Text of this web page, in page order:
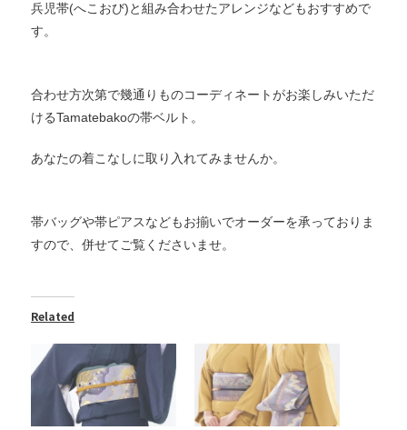
兵児帯(へこおび)と組み合わせたアレンジなどもおすすめで
す。
合わせ方次第で幾通りものコーディネートがお楽しみいただ
けるTamatebakoの帯ベルト。
あなたの着こなしに取り入れてみませんか。
帯バッグや帯ピアスなどもお揃いでオーダーを承っておりま
すので、併せてご覧くださいませ。
Related